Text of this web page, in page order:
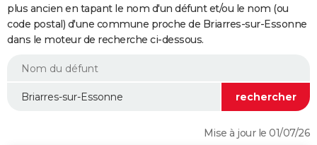
Essais
Réserver un essai
Citadines
Berlines
SUV
Forum auto
+
HIGH-TECH
Mobiles
Meilleur smartphone
Internet
Ordinateurs
Jeux vidéo
Guide high-tech
+
BRICOLAGE
Forum
Aménagement intérieur
Extérieur
Cuisine
Salle de bains
Jardinage
Rangement
WEEK-END
Guides de France
Escapades
Patrimoine
Expositions
Musées
Week-end nature
LIFESTYLE
plus ancien en tapant le nom d'un défunt et/ou le nom (ou
code postal) d'une commune proche de Briarres-sur-Essonne
dans le moteur de recherche ci-dessous.
Mise à jour le 01/07/26